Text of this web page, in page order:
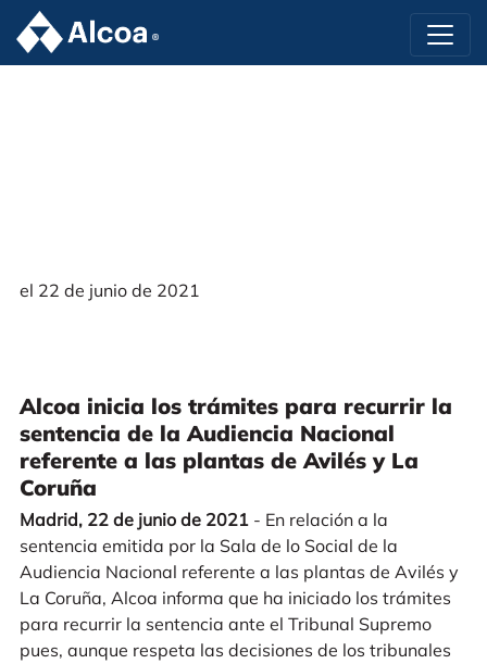
el 22 de junio de 2021
Alcoa inicia los trámites para recurrir la
sentencia de la Audiencia Nacional
referente a las plantas de Avilés y La
Coruña
Madrid, 22 de junio de 2021- En relación a la
sentencia emitida por la Sala de lo Social de la
Audiencia Nacional referente a las plantas de Avilés y
La Coruña, Alcoa informa que ha iniciado los trámites
para recurrir la sentencia ante el Tribunal Supremo
pues, aunque respeta las decisiones de los tribunales